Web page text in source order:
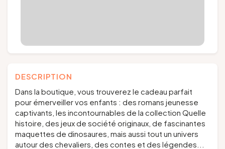
DESCRIPTION
Dans la boutique, vous trouverez le cadeau parfait
pour émerveiller vos enfants : des romans jeunesse
captivants, les incontournables de la collection Quelle
histoire , des jeux de société originaux, de fascinantes
maquettes de dinosaures, mais aussi tout un univers
autour des chevaliers, des contes et des légendes...